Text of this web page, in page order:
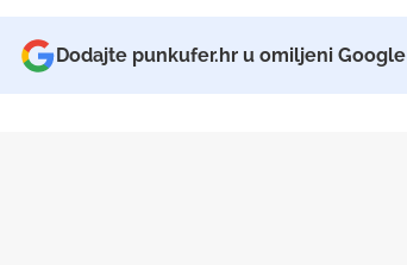
Dodajte punkufer.hr u omiljeni